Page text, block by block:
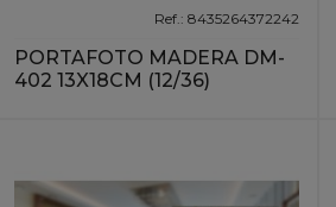
Ref.: 8435264372242
PORTAFOTO MADERA DM-
402 13X18CM (12/36)